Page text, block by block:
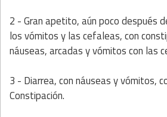
2 - Gran apetito, aún poco después
los vómitos y las cefaleas, con
náuseas, arcadas y vómitos con las
3 - Diarrea, con náuseas y vómitos,
Constipación.